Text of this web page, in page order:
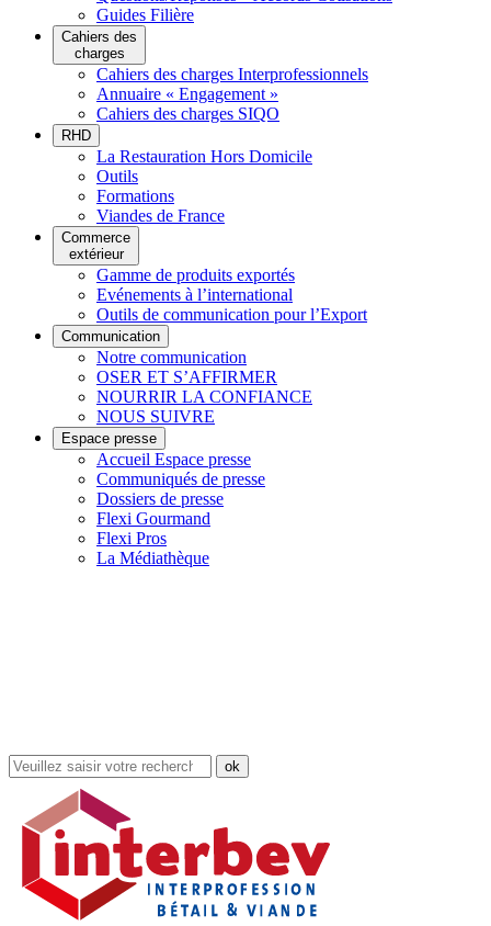
Guides Filière
Cahiers des
charges
Cahiers des charges Interprofessionnels
Annuaire « Engagement »
Cahiers des charges SIQO
RHD
La Restauration Hors Domicile
Outils
Formations
Viandes de France
Commerce
extérieur
Gamme de produits exportés
Evénements à l’international
Outils de communication pour l’Export
Communication
Notre communication
OSER ET S’AFFIRMER
NOURRIR LA CONFIANCE
NOUS SUIVRE
Espace presse
Accueil Espace presse
Communiqués de presse
Dossiers de presse
Flexi Gourmand
Flexi Pros
La Médiathèque
Rechercher
dans
site